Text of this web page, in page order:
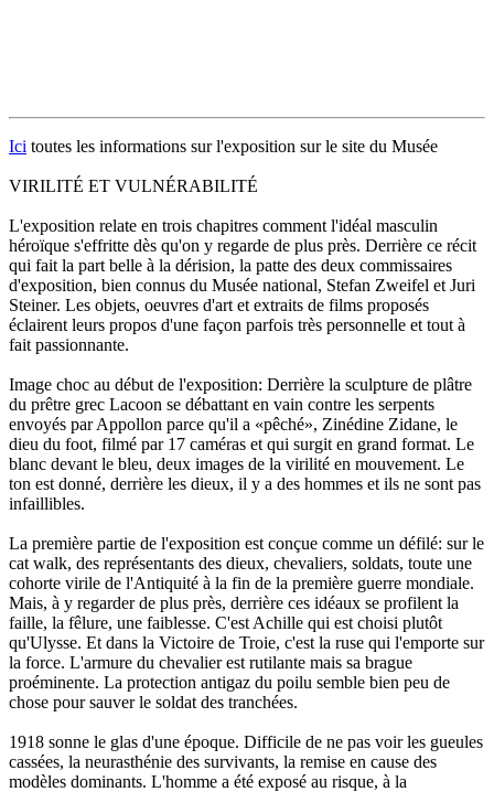
Ici toutes les informations sur l'exposition sur le site du Musée
VIRILITÉ ET VULNÉRABILITÉ
L'exposition relate en trois chapitres comment l'idéal masculin
héroïque s'effritte dès qu'on y regarde de plus près. Derrière ce récit
qui fait la part belle à la dérision, la patte des deux commissaires
d'exposition, bien connus du Musée national, Stefan Zweifel et Juri
Steiner. Les objets, oeuvres d'art et extraits de films proposés
éclairent leurs propos d'une façon parfois très personnelle et tout à
fait passionnante.
Image choc au début de l'exposition: Derrière la sculpture de plâtre
du prêtre grec Lacoon se débattant en vain contre les serpents
envoyés par Appollon parce qu'il a «pêché», Zinédine Zidane, le
dieu du foot, filmé par 17 caméras et qui surgit en grand format. Le
blanc devant le bleu, deux images de la virilité en mouvement. Le
ton est donné, derrière les dieux, il y a des hommes et ils ne sont pas
infaillibles.
La première partie de l'exposition est conçue comme un défilé: sur le
cat walk, des représentants des dieux, chevaliers, soldats, toute une
cohorte virile de l'Antiquité à la fin de la première guerre mondiale.
Mais, à y regarder de plus près, derrière ces idéaux se profilent la
faille, la fêlure, une faiblesse. C'est Achille qui est choisi plutôt
qu'Ulysse. Et dans la Victoire de Troie, c'est la ruse qui l'emporte sur
la force. L'armure du chevalier est rutilante mais sa brague
proéminente. La protection antigaz du poilu semble bien peu de
chose pour sauver le soldat des tranchées.
1918 sonne le glas d'une époque. Difficile de ne pas voir les gueules
cassées, la neurasthénie des survivants, la remise en cause des
modèles dominants. L'homme a été exposé au risque, à la